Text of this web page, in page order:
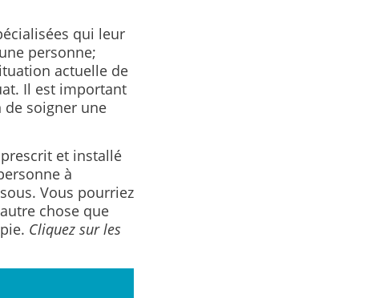
qui leur
personne;
actuelle de
Il est important
de soigner une
et installé
à
Vous pourriez
chose que
Cliquez sur les